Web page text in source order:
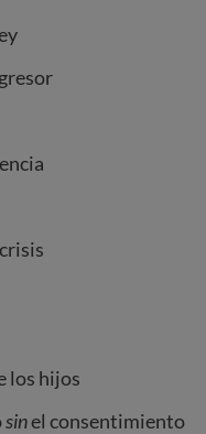
los hijos
sinel consentimiento